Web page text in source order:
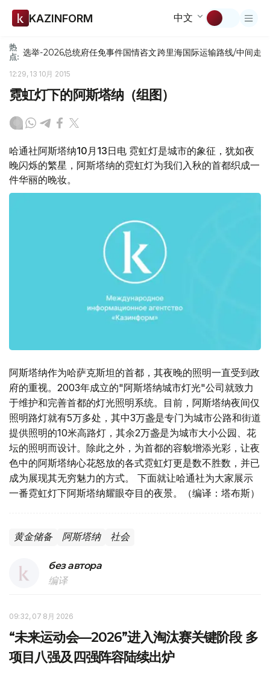
KAZINFORM 中文
热
点: 选举-2026总统府任免事件国情咨文跨里海国际运输路线/中间走廊
12:29, 13 10月 2015
霓虹灯下的阿斯塔纳（组图）
哈通社阿斯塔纳10月13日电 霓虹灯是城市的象征，犹如夜
晚闪烁的繁星，阿斯塔纳的霓虹灯为我们入秋的首都织成一
件华丽的晚妆。
阿斯塔纳作为哈萨克斯坦的首都，其夜晚的照明一直受到政
府的重视。2003年成立的"阿斯塔纳城市灯光"公司就致力
于维护和完善首都的灯光照明系统。目前，阿斯塔纳夜间仅
照明路灯就有5万多处，其中3万盏是专门为城市公路和街道
提供照明的10米高路灯，其余2万盏是为城市大小公园、花
坛的照明而设计。除此之外，为首都的容貌增添光彩，让夜
色中的阿斯塔纳心花怒放的各式霓虹灯更是数不胜数，并已
成为展现其无穷魅力的方式。 下面就让哈通社为大家展示
一番霓虹灯下阿斯塔纳耀眼夺目的夜景。（编译：塔布斯）
黄金储备 阿斯塔纳 社会
без автора
编译
09:32, 07 8月 2026
“未来运动会—2026”进入淘汰赛关键阶段 多
项目八强及四强阵容陆续出炉